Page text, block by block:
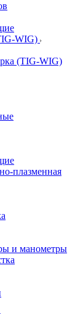
WIG)
(TIG-WIG)
плазменная
и манометры